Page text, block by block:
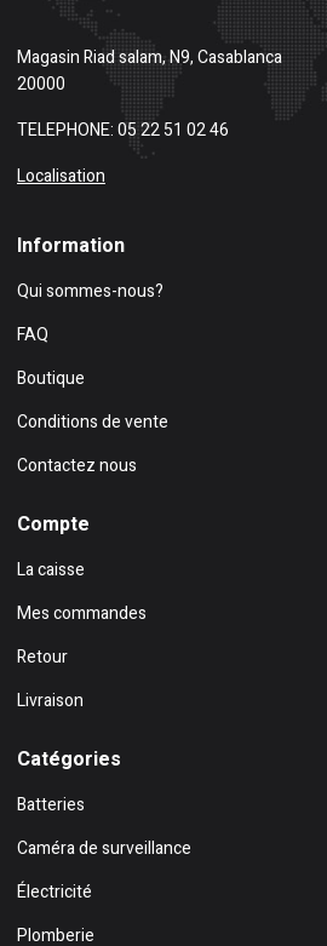
MagasinRiad salam, N9, Casablanca
20000
TELEPHONE: 05 22 51 02 46
Localisation
Information
Qui sommes-nous?
FAQ
Boutique
Conditions de vente
Contactez nous
Compte
La caisse
Mes commandes
Retour
Livraison
Catégories
Batteries
Caméra de surveillance
Électricité
Plomberie